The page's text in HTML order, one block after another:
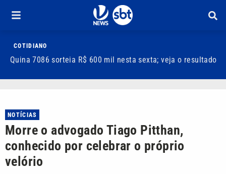
COTIDIANO
Quina 7086 sorteia R$ 600 mil nesta sexta; veja o resultado
NOTÍCIAS
Morre o advogado Tiago Pitthan,
conhecido por celebrar o próprio
velório